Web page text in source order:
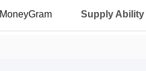
Supply Ability